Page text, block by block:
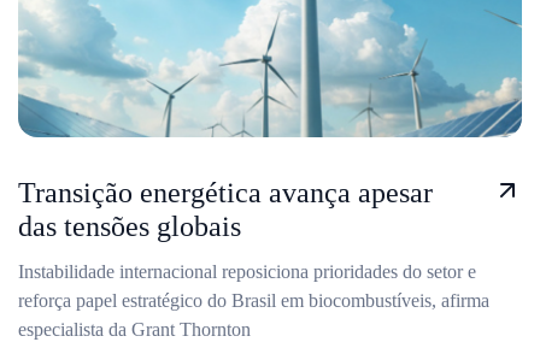
Transição energética avança apesar
das tensões globais
Instabilidade internacional reposiciona prioridades do setor e
reforça papel estratégico do Brasil em biocombustíveis, afirma
especialista da Grant Thornton